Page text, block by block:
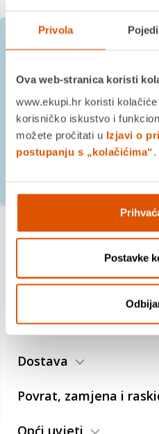
Privola
Ova web-stranica koristi
www.ekupi.hr koristi
korisničko iskustvo i
možete pročitati u Izjavi o
postupanju s „kolačićima“.
Postavke
Trebate pomoć?
Plaćanje
Dostava
Povrat, zamjena i
Opći uvjeti